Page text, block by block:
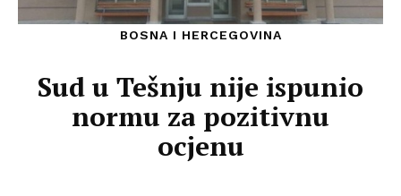
BOSNA I HERCEGOVINA
Sud u Tešnju nije ispunio
normu za pozitivnu
ocjenu